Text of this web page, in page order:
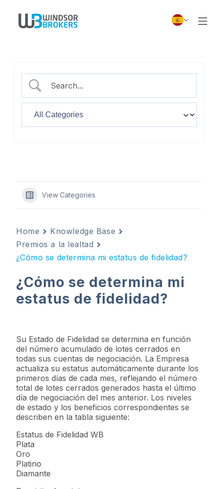
View Categories
Home
Knowledge Base
Premios a la lealtad
¿Cómo se determina mi estatus de fidelidad?
¿Cómo se determina mi
estatus de fidelidad?
Su Estado de Fidelidad se determina en función
del número acumulado de lotes cerrados en
todas sus cuentas de negociación. La Empresa
actualiza su estatus automáticamente durante los
primeros días de cada mes, reflejando el número
total de lotes cerrados generados hasta el último
día de negociación del mes anterior. Los niveles
de estado y los beneficios correspondientes se
describen en la tabla siguiente:
Estatus de Fidelidad WB
Plata
Oro
Platino
Diamante